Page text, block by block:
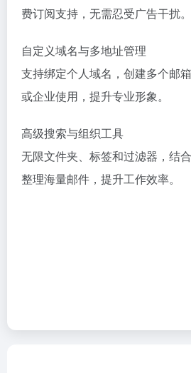
费订阅支持，无需忍受广告干扰。
自定义域名与多地址管理
支持绑定个人域名，创建多个邮
或企业使用，提升专业形象。
高级搜索与组织工具
无限文件夹、标签和过滤器，结
整理海量邮件，提升工作效率。